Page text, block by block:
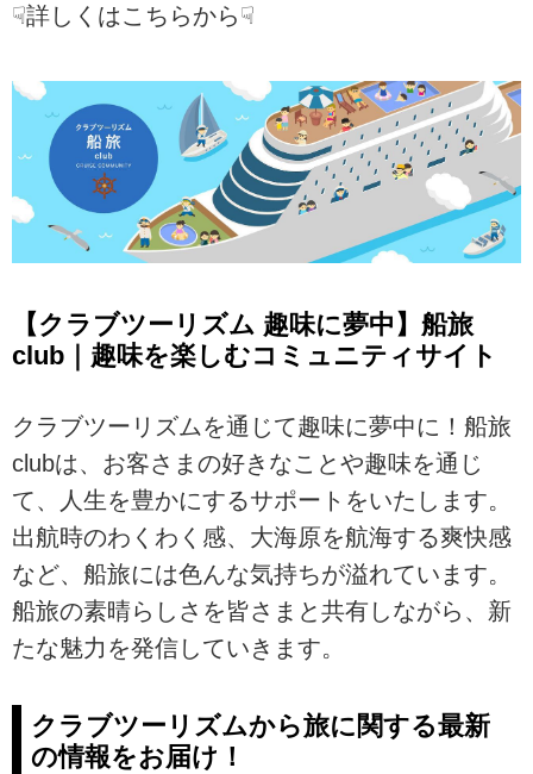
☟詳しくはこちらから☟
【クラブツーリズム 趣味に夢中】船旅
club｜趣味を楽しむコミュニティサイト
クラブツーリズムを通じて趣味に夢中に！船旅
clubは、お客さまの好きなことや趣味を通じ
て、人生を豊かにするサポートをいたします。
出航時のわくわく感、大海原を航海する爽快感
など、船旅には色んな気持ちが溢れています。
船旅の素晴らしさを皆さまと共有しながら、新
たな魅力を発信していきます。
クラブツーリズムから旅に関する最新
の情報をお届け！